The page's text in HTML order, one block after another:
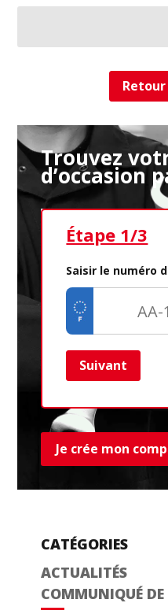
Trouvez
d’occasion
Étape 1/3
Saisir le numéro
Suivant
Je crée mon
CATÉGORIES
ACTUALITÉS
COMMUNIQUÉ DE